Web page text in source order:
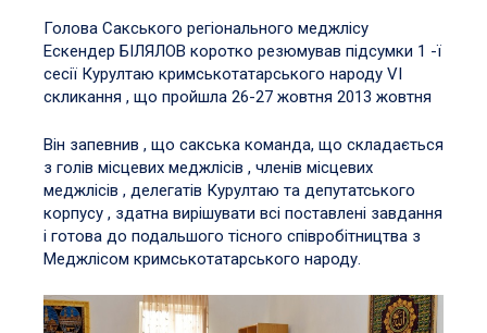
Голова Сакського регіонального меджлісу
Ескендер БІЛЯЛОВ коротко резюмував підсумки 1 -ї
сесії Курултаю кримськотатарського народу VI
скликання , що пройшла 26-27 жовтня 2013 жовтня
Він запевнив , що cакська команда, що складається
з голів місцевих меджлісів , членів місцевих
меджлісів , делегатів Курултаю та депутатського
корпусу , здатна вирішувати всі поставлені завдання
і готова до подальшого тісного співробітництва з
Меджлісом кримськотатарського народу.